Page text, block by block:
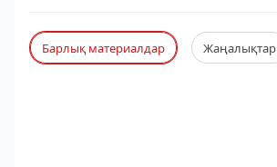
Барлық материалдар Жаңалықтар